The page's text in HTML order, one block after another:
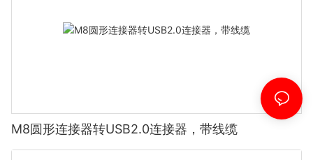
M8圆形连接器转USB2.0连接器，带线缆